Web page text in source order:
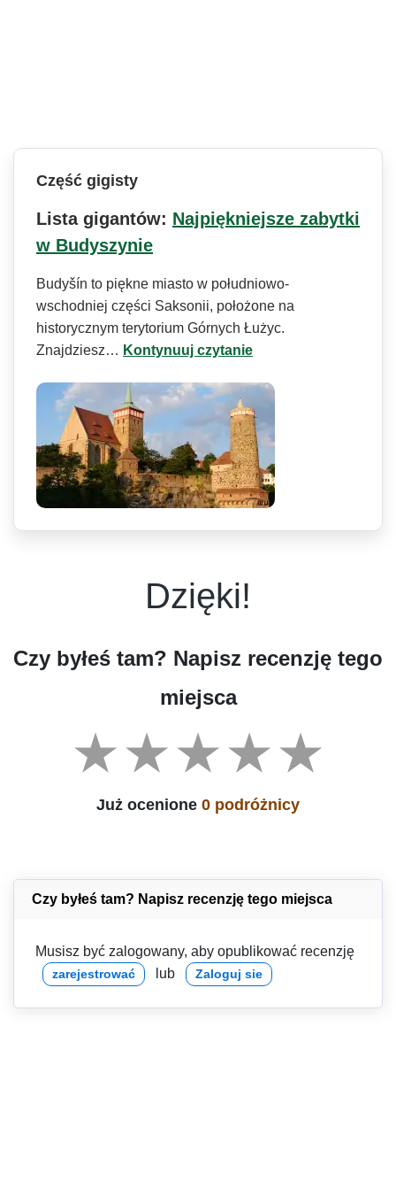
Część gigisty
Lista gigantów: Najpiękniejsze zabytki
w Budyszynie
Budyšín to piękne miasto w południowo-
wschodniej części Saksonii, położone na
historycznym terytorium Górnych Łużyc.
Znajdziesz… Kontynuuj czytanie
Dzięki!
Czy byłeś tam? Napisz recenzję tego
miejsca
Już ocenione 0 podróżnicy
Czy byłeś tam? Napisz recenzję tego miejsca
Musisz być zalogowany, aby opublikować recenzję
zarejestrować lub Zaloguj sie